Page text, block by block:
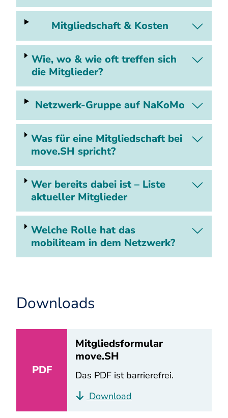
Mitgliedschaft & Kosten
Wie, wo & wie oft treffen sich
die Mitglieder?
Netzwerk-Gruppe auf NaKoMo
Was für eine Mitgliedschaft bei
move.SH spricht?
Wer bereits dabei ist – Liste
aktueller Mitglieder
Welche Rolle hat das
mobiliteam in dem Netzwerk?
Downloads
PDF
Mitgliedsformular
move.SH
Das PDF ist barrierefrei.
Download